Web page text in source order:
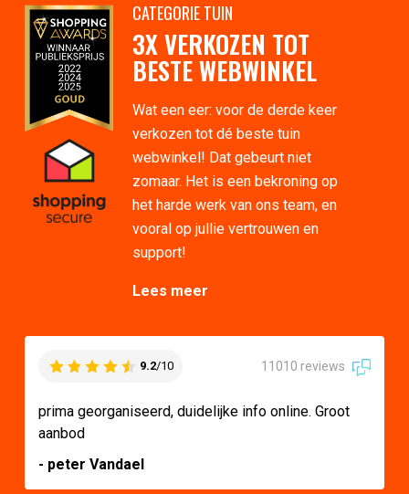
CATEGORIE TUIN
3X VERKOZEN TOT
BESTE WEBWINKEL
Wat een eer: voor de derde keer
verkozen tot dé beste tuin
webwinkel! Dat gebeurt niet
zomaar. Het is een bekroning op
het harde werk van ons team, en
vooral op jullie vertrouwen en
support!
Lees meer
9.2/10 11010 reviews
prima georganiseerd, duidelijke info online. Groot
aanbod
- peter Vandael